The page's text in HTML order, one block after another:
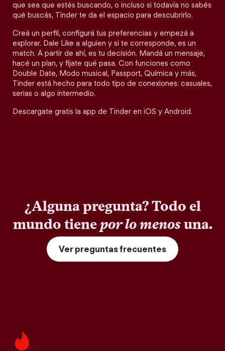
que sea que estés buscando, o incluso si todavía no sabés
qué buscás, Tinder te da el espacio para descubrirlo.
Creá un perfil, configurá tus preferencias y empezá a
explorar. Dale Like a alguien y si te corresponde, es un
match. A partir de ahí, es tu decisión. Mandá un mensaje,
hacé un plan, y fijate qué pasa. Con funciones como
Double Date, Modo musical, Passport, Química y más,
Tinder está hecho para todo tipo de conexiones: casuales,
serias o algo intermedio.
Descargate gratis la app de Tinder en iOS y Android.
¿Alguna pregunta? Todo el
mundo tienepor lo menosuna.
Ver preguntas frecuentes